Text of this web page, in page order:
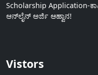
Scholarship Application-
ಆನ್‍ಲೈನ್ ಅರ್ಜಿ ಆಹ್ವಾನ!
Vistors